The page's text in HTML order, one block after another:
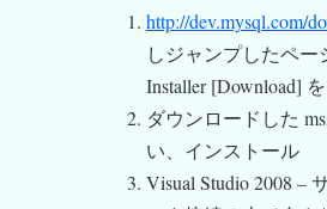
http://dev.mysql.com/
しジャンプしたペ
Installer [Download]
ダウンロードした
い、インストール
Visual Studio 2008 –